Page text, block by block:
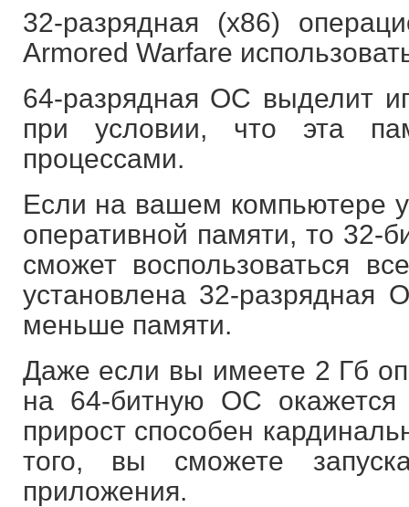
32-разрядная (х86)
Armored Warfare
64-разрядная ОС выделит
при условии, что эта
процессами.
Если на вашем компьютере
оперативной памяти, то 32-
сможет воспользоваться
установлена 32-
меньше памяти.
Даже если вы имеете 2 Гб
на 64-битную ОС
прирост способен
того, вы сможете
приложения.